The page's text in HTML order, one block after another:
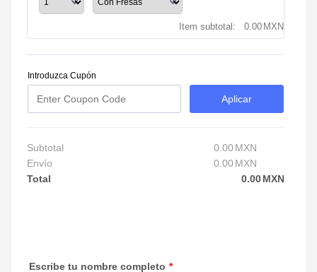
Item subtotal: 0.00 MXN
0.00 MXN
Introduzca Cupón
Aplicar
Subtotal 0.00 MXN
Envío
0.00 MXN
Total
0.00
0.00MXN
Escribe tu nombre completo *